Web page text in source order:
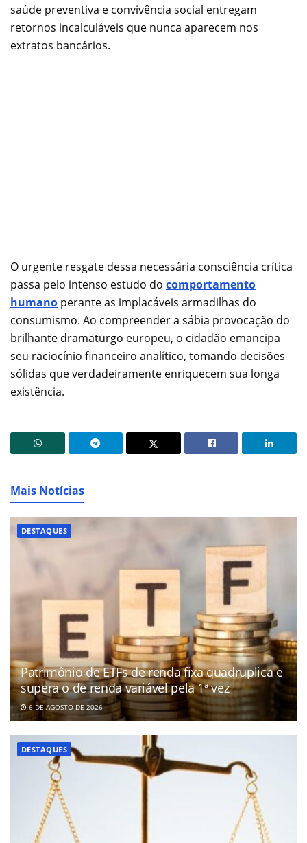
saúde preventiva e convivência social entregam
retornos incalculáveis que nunca aparecem nos
extratos bancários.
O urgente resgate dessa necessária consciência crítica
passa pelo intenso estudo do comportamento
humano perante as implacáveis armadilhas do
consumismo. Ao compreender a sábia provocação do
brilhante dramaturgo europeu, o cidadão emancipa
seu raciocínio financeiro analítico, tomando decisões
sólidas que verdadeiramente enriquecem sua longa
existência.
Mais Notícias
DESTAQUES
Patrimônio de ETFs de renda fixa quadruplica e
supera o de renda variável pela 1ª vez
6 DE AGOSTO DE 2026
DESTAQUES